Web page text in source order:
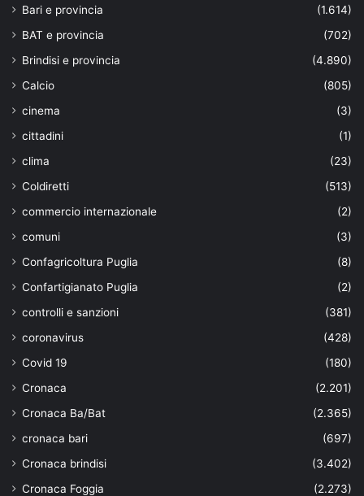
Bari e provincia
(1.614)
BAT e provincia
(702)
Brindisi e provincia
(4.890)
Calcio
(805)
cinema
(3)
cittadini
(1)
clima
(23)
Coldiretti
(513)
commercio internazionale
(2)
comuni
(3)
Confagricoltura Puglia
(8)
Confartigianato Puglia
(2)
controlli e sanzioni
(381)
coronavirus
(428)
Covid 19
(180)
Cronaca
(2.201)
Cronaca Ba/Bat
(2.365)
cronaca bari
(697)
Cronaca brindisi
(3.402)
Cronaca Foggia
(2.273)